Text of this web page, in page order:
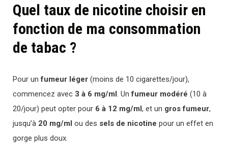
Quel taux de nicotine choisir en
fonction de ma consommation
de tabac ?
Pour unfumeur léger (moins de 10 cigarettes/jour),
commencez avec 3 à 6 mg/ml. Unfumeur modéré (10 à
20/jour) peut opter pour 6 à 12 mg/ml, et un gros fumeur,
jusqu’à 20 mg/ml ou des sels de nicotine pour un effet en
gorge plus doux.